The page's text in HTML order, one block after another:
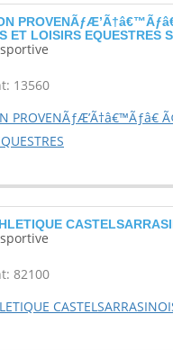
ET LOISIRS EQUESTRES
13560
PROVENÃƒÆ’Ã†â€™Ãƒâ€
82100